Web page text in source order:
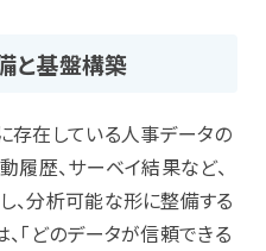
と基盤構築
存在している人事データの
履歴、サーベイ結果など、
、分析可能な形に整備する
「どのデータが信頼できる